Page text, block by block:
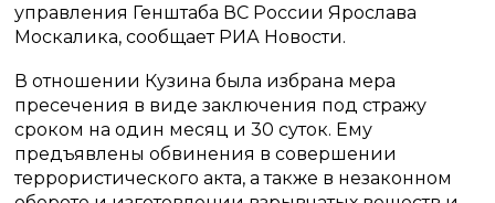
управления Генштаба ВС России Ярослава
Москалика, сообщает РИА Новости.
В отношении Кузина была избрана мера
пресечения в виде заключения под стражу
сроком на один месяц и 30 суток. Ему
предъявлены обвинения в совершении
террористического акта, а также в незаконном